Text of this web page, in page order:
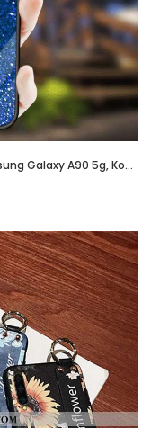
Kuori Samsung Galaxy A90 5g, Kuoret Samsung Galaxy A90 5g, Kotelo Samsung Galaxy A90 5g Lasi Tila Si